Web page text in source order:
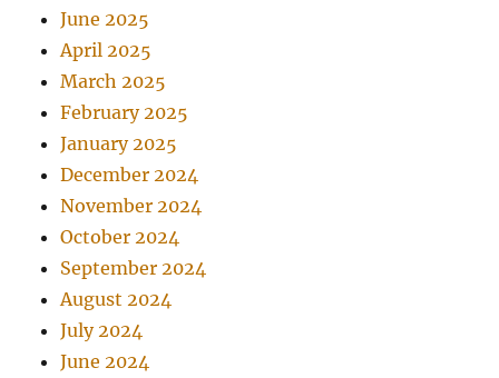
June 2025
April 2025
March 2025
February 2025
January 2025
December 2024
November 2024
October 2024
September 2024
August 2024
July 2024
June 2024